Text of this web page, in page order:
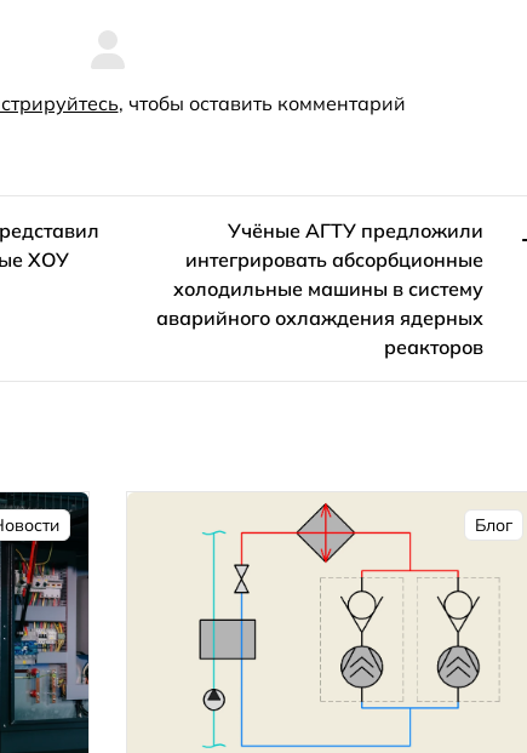
, чтобы оставить комментарий
ХОУ
Учёные АГТУ предложили
интегрировать абсорбционные
холодильные машины в систему
аварийного охлаждения ядерных
реакторов
Блог